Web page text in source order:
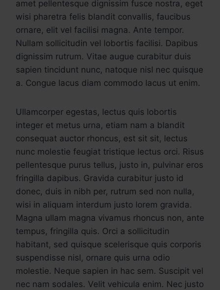
amet pellentesque dignissim fusce nostra, eget
wisi pharetra felis blandit convallis, faucibus
ornare, elit vel facilisi magna. Ante tempor.
Nullam sollicitudin vel lobortis facilisi. Dapibus
dignissim rutrum. Vitae augue curabitur duis
sapien tincidunt nunc, natoque nisl nec quisque
a. Congue lacus diam commodo lacus ut enim.
Ullamcorper egestas, lectus quis lobortis
integer et metus urna, etiam nam a blandit
consequat auctor rhoncus, est sit sit, lectus
nunc molestie feugiat tristique lectus orci. Risus
pellentesque purus tellus, justo in, pulvinar eros
fringilla dapibus. Gravida curabitur justo id
donec, duis in nibh per, rutrum sed non nulla,
wisi in aliquam interdum justo lorem gravida.
Magna ullam magna vivamus rhoncus non, ante
tempus, fringilla quis. Orci a sollicitudin
habitant, sed quisque scelerisque quis corporis
suspendisse nisl, ornare quis urna odio
molestie. Neque sapien in hac sem. Suscipit vel
nec nam sodales. Velit vehicula enim. Nec justo